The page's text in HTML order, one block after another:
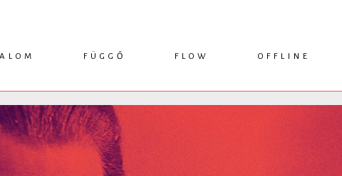
FÜGGŐ
KRITIKA
PODCAST
FLOW
INTERJÚ
OFFLINE
RENDEZVÉNYEK